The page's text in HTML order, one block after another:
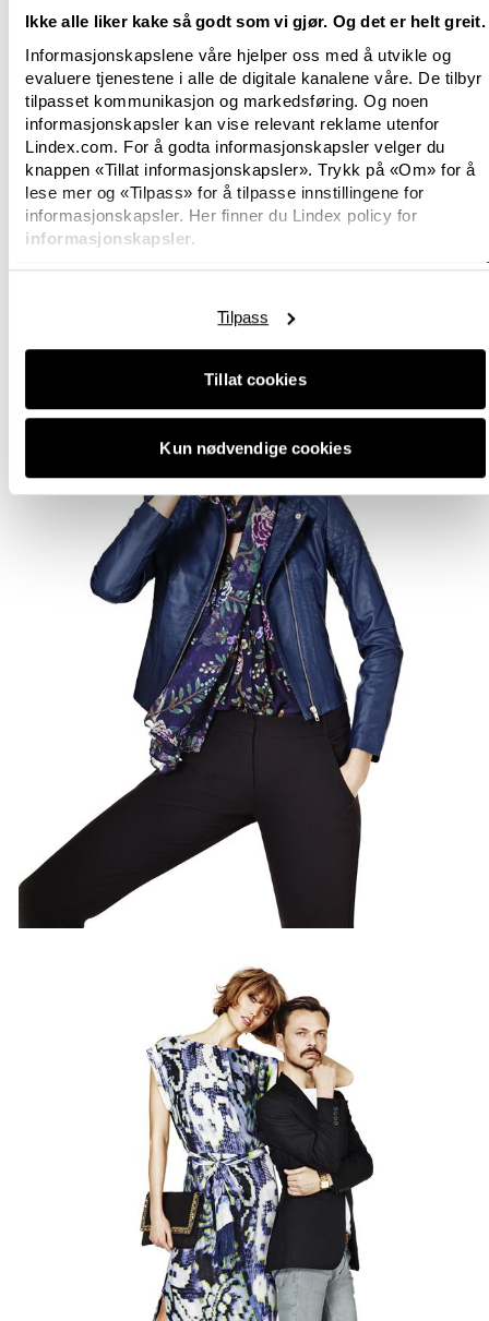
Ikke alle liker kake så godt som vi gjør. Og det er helt greit.
Informasjonskapslene våre hjelper oss med å utvikle og
evaluere tjenestene i alle de digitale kanalene våre. De tilbyr
tilpasset kommunikasjon og markedsføring. Og noen
informasjonskapsler kan vise relevant reklame utenfor
Lindex.com. For å godta informasjonskapsler velger du
knappen «Tillat informasjonskapsler». Trykk på «Om» for å
lese mer og «Tilpass» for å tilpasse innstillingene for
informasjonskapsler. Her finner du Lindex policy for
informasjonskapsler.
Tillat cookies
Tilpass
Kun nødvendige cookies